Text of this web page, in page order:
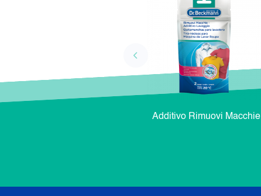
Additivo Rimuovi Macchie